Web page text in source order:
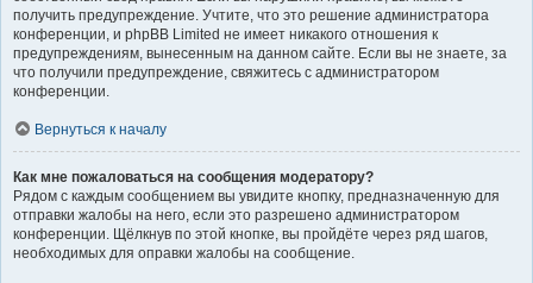
получить предупреждение. Учтите, что это решение администратора
конференции, и phpBB Limited не имеет никакого отношения к
предупреждениям, вынесенным на данном сайте. Если вы не знаете, за
что получили предупреждение, свяжитесь с администратором
конференции.
Вернуться к началу
Как мне пожаловаться на сообщения модератору?
Рядом с каждым сообщением вы увидите кнопку, предназначенную для
отправки жалобы на него, если это разрешено администратором
конференции. Щёлкнув по этой кнопке, вы пройдёте через ряд шагов,
необходимых для оправки жалобы на сообщение.